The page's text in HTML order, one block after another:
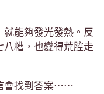
能夠發光發熱。反
糟，也變得荒腔走
會找到答案⋯⋯